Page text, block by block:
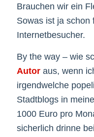
Brauchen wir ein
Sowas ist ja schon
Internetbesucher.
By the way – wie
Autoraus, wenn
irgendwelche
Stadtblogs in
1000 Euro pro
sicherlich drinne